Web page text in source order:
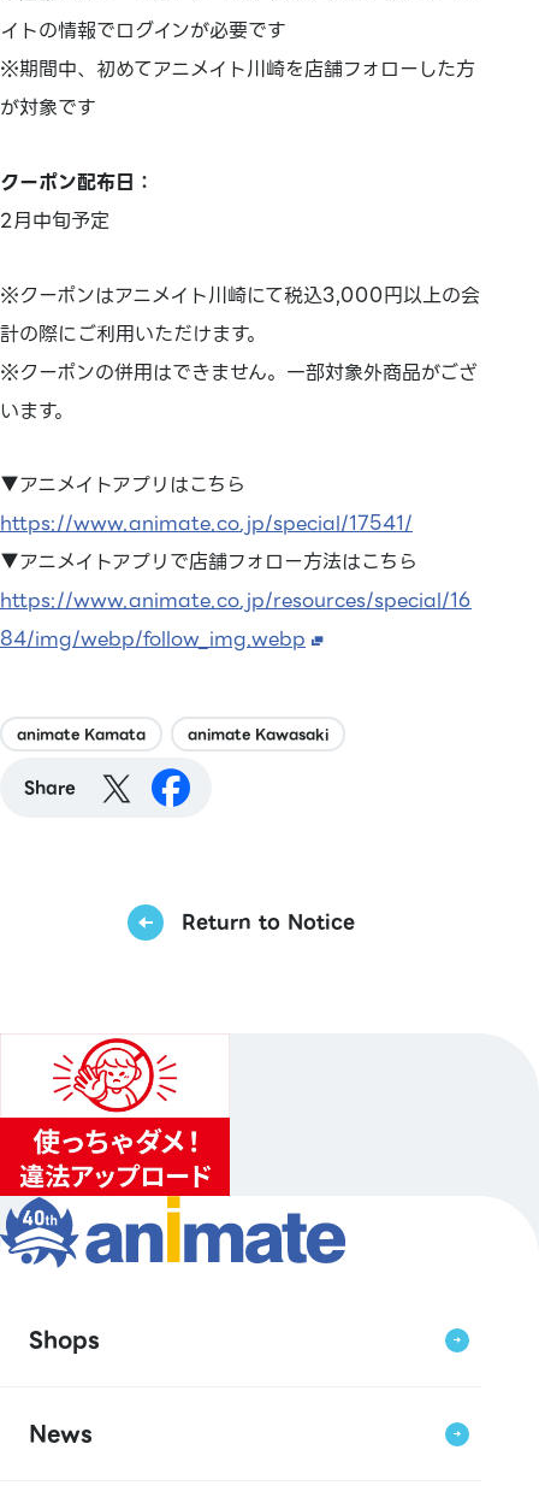
イトの情報でログインが必要です
※期間中、初めてアニメイト川崎を店舗フォローした方
が対象です
クーポン配布日：
2月中旬予定
※クーポンはアニメイト川崎にて税込3,000円以上の会
計の際にご利用いただけます。
※クーポンの併用はできません。一部対象外商品がござ
います。
▼アニメイトアプリはこちら
https://www.animate.co.jp/special/17541/
▼アニメイトアプリで店舗フォロー方法はこちら
https://www.animate.co.jp/resources/special/16
84/img/webp/follow_img.webp
animate Kamata animate Kawasaki
Share
Return to Notice
Shops
News